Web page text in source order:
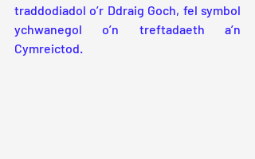
traddodiadol o’r Ddraig Goch, fel symbol
ychwanegol o’n treftadaeth a’n
Cymreictod.